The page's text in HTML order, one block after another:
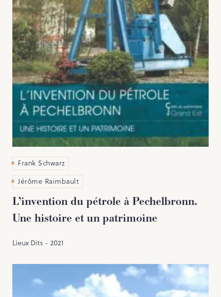
Frank Schwarz
Jérôme Raimbault
L’invention du pétrole à Pechelbronn.
Une histoire et un patrimoine
Lieux Dits - 2021